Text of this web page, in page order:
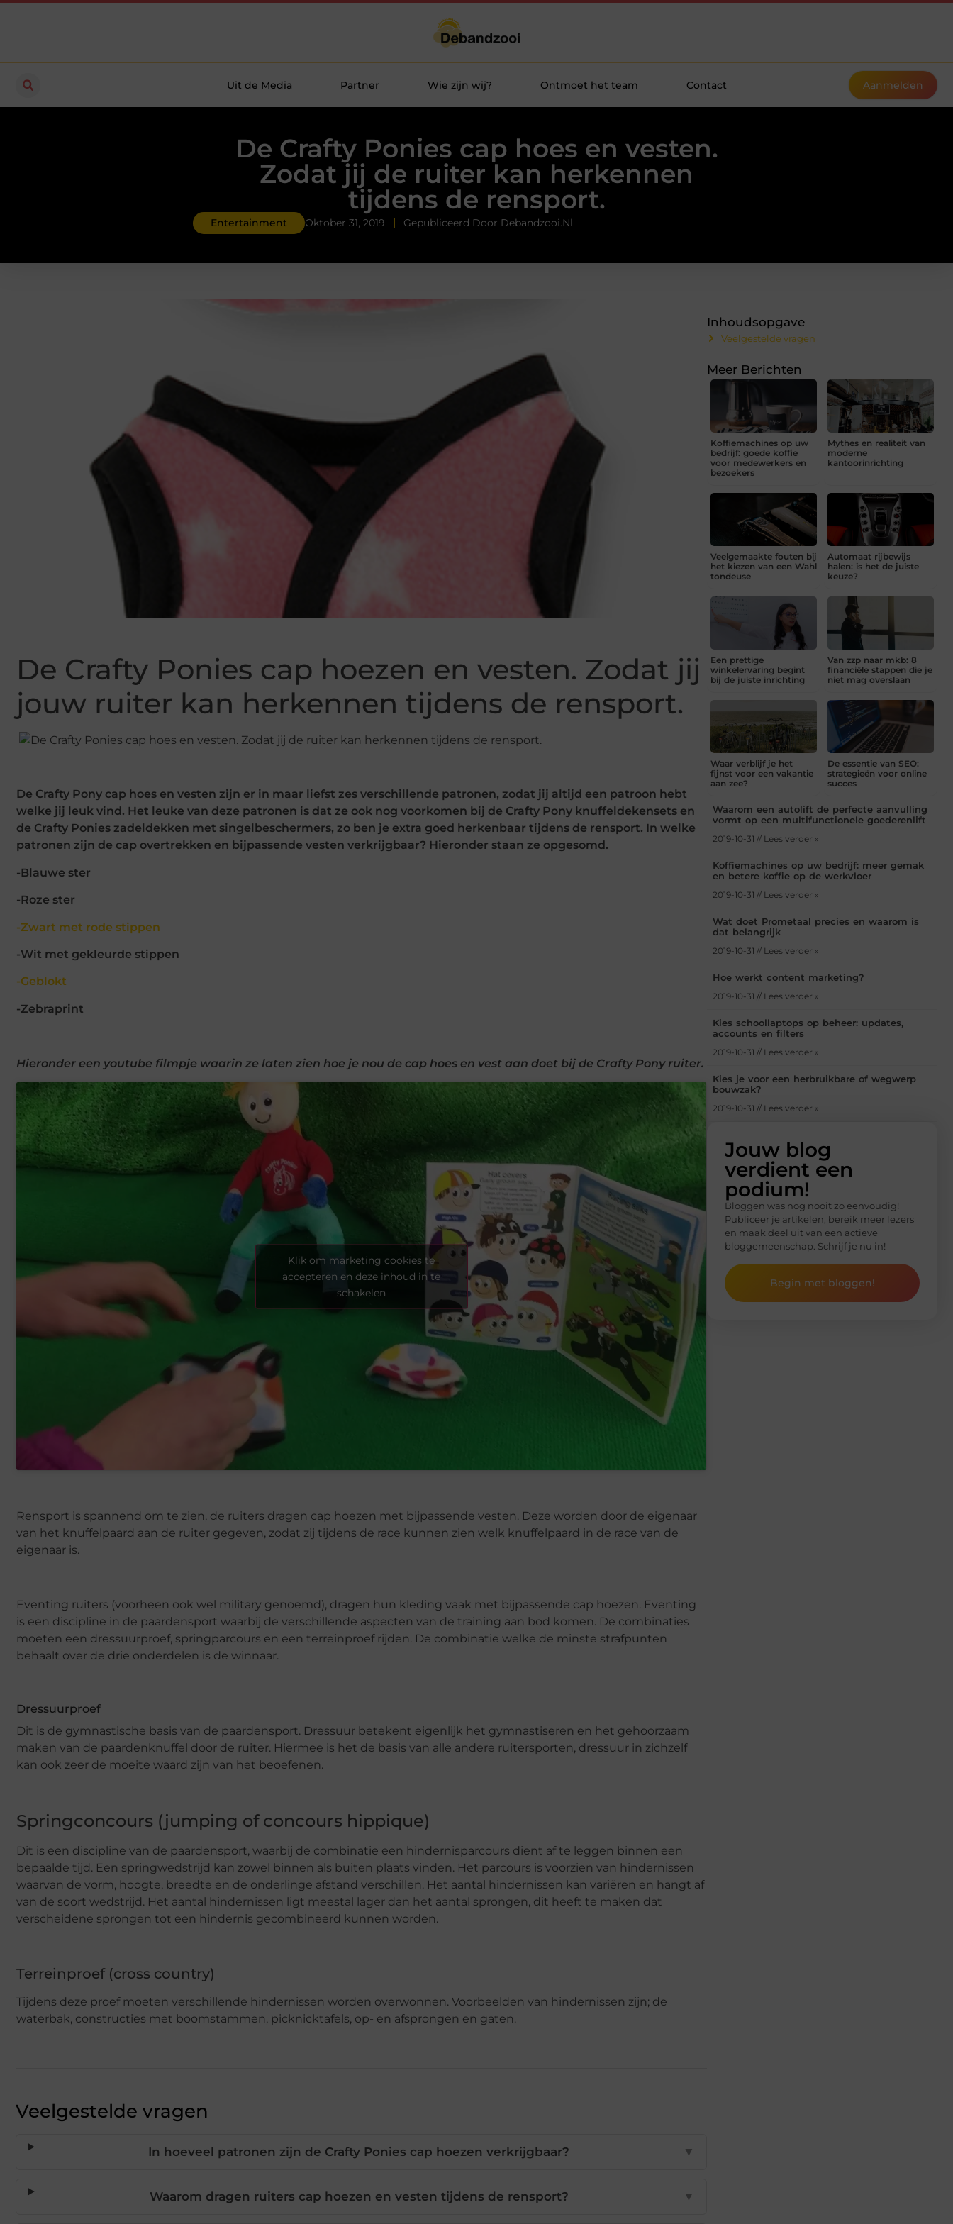
Uit de Media Partner Wie zijn wij? Ontmoet het team Contact Aanmelden
De Crafty Ponies cap hoes en vesten.
Zodat jij de ruiter kan herkennen
tijdens de rensport.
Entertainment Oktober 31, 2019 Gepubliceerd Door Debandzooi.nl
De Crafty Ponies cap hoezen en vesten. Zodat jij
jouw ruiter kan herkennen tijdens de rensport.
De Crafty Pony cap hoes en vesten zijn er in maar liefst zes verschillende patronen, zodat jij altijd een patroon hebt
welke jij leuk vind. Het leuke van deze patronen is dat ze ook nog voorkomen bij de Crafty Pony knuffeldekensets en
de Crafty Ponies zadeldekken met singelbeschermers, zo ben je extra goed herkenbaar tijdens de rensport. In welke
patronen zijn de cap overtrekken en bijpassende vesten verkrijgbaar? Hieronder staan ze opgesomd.
-Blauwe ster
-Roze ster
-Zwart met rode stippen
-Wit met gekleurde stippen
-Geblokt
-Zebraprint
Hieronder een youtube filmpje waarin ze laten zien hoe je nou de cap hoes en vest aan doet bij de Crafty Pony ruiter.
Klik om marketing cookies te
accepteren en deze inhoud in te
schakelen
Rensport is spannend om te zien, de ruiters dragen cap hoezen met bijpassende vesten. Deze worden door de eigenaar
van het knuffelpaard aan de ruiter gegeven, zodat zij tijdens de race kunnen zien welk knuffelpaard in de race van de
eigenaar is.
Eventing ruiters (voorheen ook wel military genoemd), dragen hun kleding vaak met bijpassende cap hoezen. Eventing
is een discipline in de paardensport waarbij de verschillende aspecten van de training aan bod komen. De combinaties
moeten een dressuurproef, springparcours en een terreinproef rijden. De combinatie welke de minste strafpunten
behaalt over de drie onderdelen is de winnaar.
Dressuurproef
Dit is de gymnastische basis van de paardensport. Dressuur betekent eigenlijk het gymnastiseren en het gehoorzaam
maken van de paardenknuffel door de ruiter. Hiermee is het de basis van alle andere ruitersporten, dressuur in zichzelf
kan ook zeer de moeite waard zijn van het beoefenen.
Springconcours (jumping of concours hippique)
Dit is een discipline van de paardensport, waarbij de combinatie een hindernisparcours dient af te leggen binnen een
bepaalde tijd. Een springwedstrijd kan zowel binnen als buiten plaats vinden. Het parcours is voorzien van hindernissen
waarvan de vorm, hoogte, breedte en de onderlinge afstand verschillen. Het aantal hindernissen kan variëren en hangt af
van de soort wedstrijd. Het aantal hindernissen ligt meestal lager dan het aantal sprongen, dit heeft te maken dat
verscheidene sprongen tot een hindernis gecombineerd kunnen worden.
Terreinproef (cross country)
Tijdens deze proef moeten verschillende hindernissen worden overwonnen. Voorbeelden van hindernissen zijn; de
waterbak, constructies met boomstammen, picknicktafels, op- en afsprongen en gaten.
Veelgestelde vragen
In hoeveel patronen zijn de Crafty Ponies cap hoezen verkrijgbaar? ▼
Waarom dragen ruiters cap hoezen en vesten tijdens de rensport? ▼
Inhoudsopgave
Veelgestelde vragen
Meer Berichten
Koffiemachines op uw
bedrijf: goede koffie
voor medewerkers en
bezoekers
Mythes en realiteit van
moderne
kantoorinrichting
Veelgemaakte fouten bij
het kiezen van een Wahl
tondeuse
Automaat rijbewijs
halen: is het de juiste
keuze?
Een prettige
winkelervaring begint
bij de juiste inrichting
Van zzp naar mkb: 8
financiële stappen die je
niet mag overslaan
Waar verblijf je het
fijnst voor een vakantie
aan zee?
De essentie van SEO:
strategieën voor online
succes
Waarom een autolift de perfecte aanvulling
vormt op een multifunctionele goederenlift
2019-10-31 // Lees verder »
Koffiemachines op uw bedrijf: meer gemak
en betere koffie op de werkvloer
2019-10-31 // Lees verder »
Wat doet Prometaal precies en waarom is
dat belangrijk
2019-10-31 // Lees verder »
Hoe werkt content marketing?
2019-10-31 // Lees verder »
Kies schoollaptops op beheer: updates,
accounts en filters
2019-10-31 // Lees verder »
Kies je voor een herbruikbare of wegwerp
bouwzak?
2019-10-31 // Lees verder »
Jouw blog
verdient een
podium!
Bloggen was nog nooit zo eenvoudig!
Publiceer je artikelen, bereik meer lezers
en maak deel uit van een actieve
bloggemeenschap. Schrijf je nu in!
Begin met bloggen!